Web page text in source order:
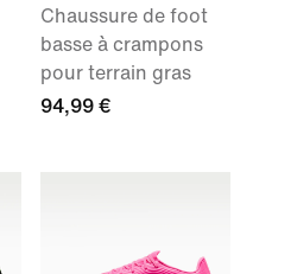
Chaussure de foot
basse à crampons
pour terrain gras
94,99 €